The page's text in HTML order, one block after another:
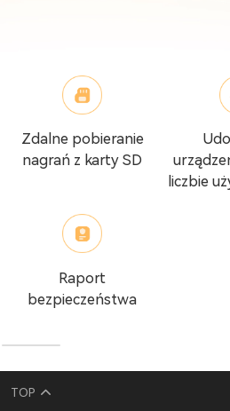
Zdalne pobieranie
nagrań z karty SD
Raport
bezpieczeństwa
liczbie
TOP